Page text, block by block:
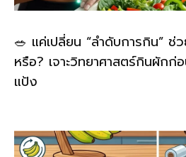
🥗 แค่เปลี่ยน “ลำดับการกิน” ช่
หรือ? เจาะวิทยาศาสตร์กินผัก
แป้ง